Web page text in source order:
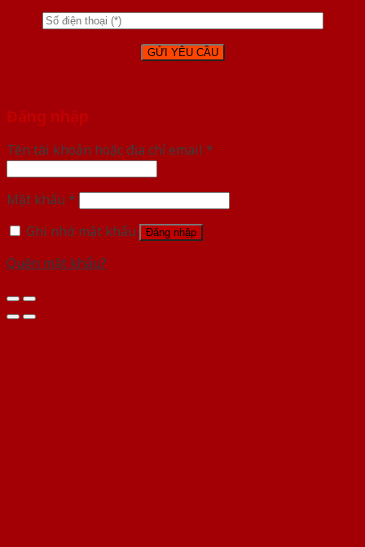
Đăng nhập
Tên tài khoản hoặc địa chỉ email *
Mật khẩu *
Ghi nhớ mật khẩu
Đăng nhập
Quên mật khẩu?